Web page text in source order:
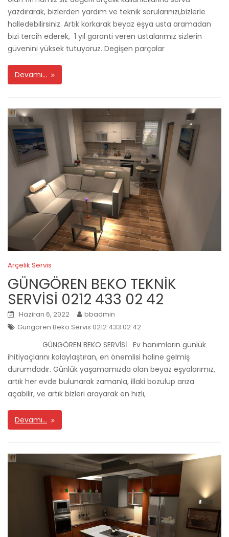
yazdırarak, bizlerden yardım ve teknik sorularınızı,bizlerle
halledebilirsiniz. Artık korkarak beyaz eşya usta aramadan
bizi tercih ederek, 1 yıl garanti veren ustalarımız sizlerin
güvenini yüksek tutuyoruz. Degişen parçalar
Devamı…
Arçelik Servis
GÜNGÖREN BEKO TEKNİK
SERVİSİ 0212 433 02 42
Haziran 6, 2022
bbadmin
Güngören Beko Servis 0212 433 02 42
GÜNGÖREN BEKO SERVİSİ Ev hanımların günlük
ihitiyaçlarını kolaylaştıran, en önemlisi haline gelmiş
durumdadır. Günlük yaşamamızda olan beyaz eşyalarımız,
artık her evde bulunarak zamanla, illaki bozulup arıza
açabilir, ve artık bizleri arayarak en hızlı,
Devamı…